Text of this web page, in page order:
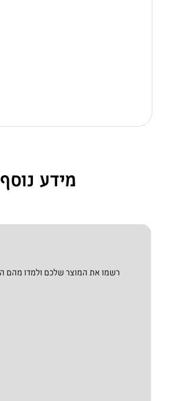
מידע נוסף
רשמו את המוצר שלכם ולמדו מהם